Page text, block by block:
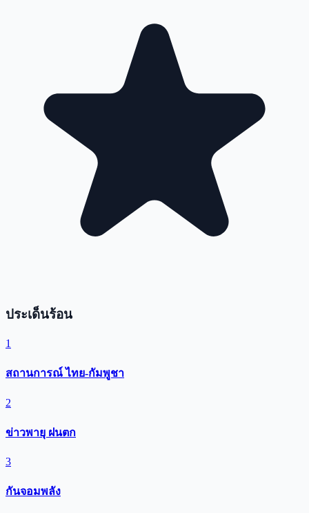
ประเด็นร้อน
1
สถานการณ์ ไทย-กัมพูชา
2
ข่าวพายุ ฝนตก
3
กันจอมพลัง